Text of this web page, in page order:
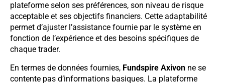
plateforme selon ses préférences, son niveau de risque
acceptable et ses objectifs financiers. Cette adaptabilité
permet d’ajuster l’assistance fournie par le système en
fonction de l’expérience et des besoins spécifiques de
chaque trader.
En termes de données fournies, Fundspire Axivon ne se
contente pas d’informations basiques. La plateforme